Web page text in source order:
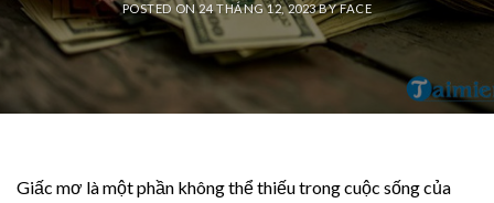
POSTED ON24 THÁNG 12, 2023BYFACE
Giấc mơ là một phần không thể thiếu trong cuộc sống của